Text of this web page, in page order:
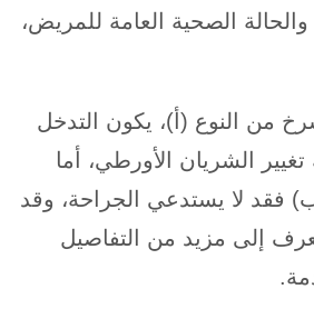
الصحية العامة للمريض،
من النوع (أ)، يكون التدخل
تغيير الشريان الأورطي، أما
فقد لا يستدعي الجراحة، وقد
إلى مزيد من التفاصيل